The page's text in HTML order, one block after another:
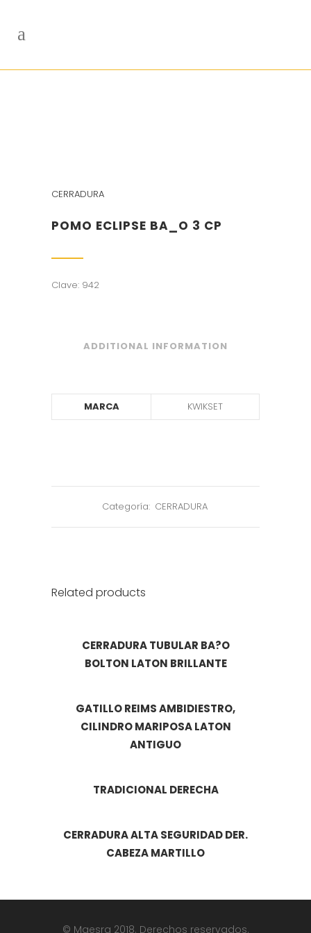
CERRADURA
POMO ECLIPSE BA_O 3 CP
Clave: 942
ADDITIONAL INFORMATION
MARCA KWIKSET
Categoría: CERRADURA
Related products
CERRADURA TUBULAR BA?O
BOLTON LATON BRILLANTE
GATILLO REIMS AMBIDIESTRO,
CILINDRO MARIPOSA LATON
ANTIGUO
TRADICIONAL DERECHA
CERRADURA ALTA SEGURIDAD DER.
CABEZA MARTILLO
© Maesra 2018. Derechos reservados.